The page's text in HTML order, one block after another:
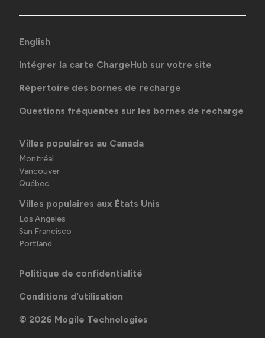
English
Intégrer la carte ChargeHub sur votre site
Répertoire des bornes de recharge
Questions fréquentes sur les bornes de recharge
Villes populaires au Canada
Montréal
Vancouver
Québec
Villes populaires aux États Unis
Los Angeles
San Francisco
Portland
Politique de confidentialité
Conditions d'utilisation
© 2026 Mogile Technologies